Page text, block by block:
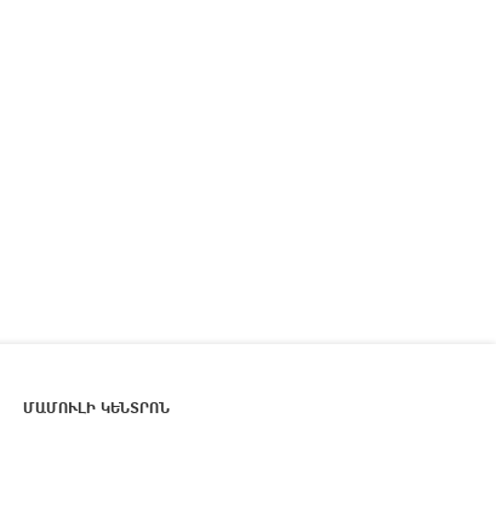
ՄԱՄՈՒԼԻ ԿԵՆՏՐՈՆ